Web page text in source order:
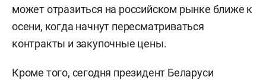
может отразиться на российском рынке ближе к
осени, когда начнут пересматриваться
контракты и закупочные цены.
Кроме того, сегодня президент Беларуси